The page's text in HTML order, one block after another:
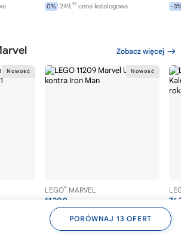
0% 249,99 cena katalogowa
-
Zobacz więcej
LEGO® MARVEL
11209
Ultron kontra Iron Man
rok
PORÓWNAJ 13 OFERT